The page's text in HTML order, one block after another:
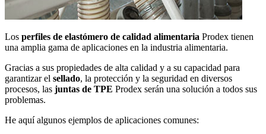
Los perfiles de elastómero de calidad alimentaria Prodex tienen
una amplia gama de aplicaciones en la industria alimentaria.
Gracias a sus propiedades de alta calidad y a su capacidad para
garantizar el sellado, la protección y la seguridad en diversos
procesos, las juntas de TPE Prodex serán una solución a todos sus
problemas.
He aquí algunos ejemplos de aplicaciones comunes: